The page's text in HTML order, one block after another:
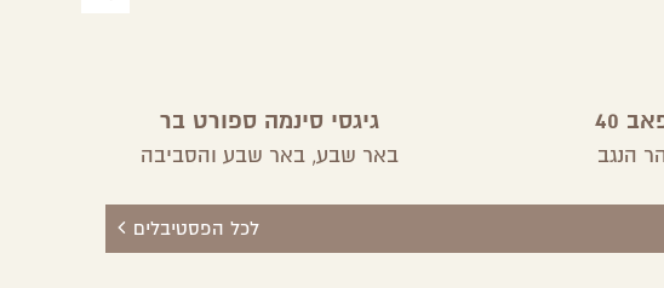
40
הנגב
גיגסי סינמה ספורט בר
באר שבע,באר שבע והסביבה
לכל הפסטיבלים